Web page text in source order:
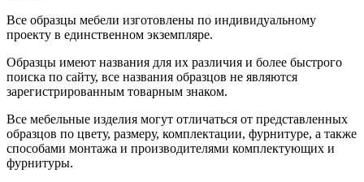
Все образцы мебели изготовлены по индивидуальному
проекту в единственном экземпляре.
Образцы имеют названия для их различия и более быстрого
поиска по сайту, все названия образцов не являются
зарегистрированным товарным знаком.
Все мебельные изделия могут отличаться от представленных
образцов по цвету, размеру, комплектации, фурнитуре, а также
способами монтажа и производителями комплектующих и
фурнитуры.